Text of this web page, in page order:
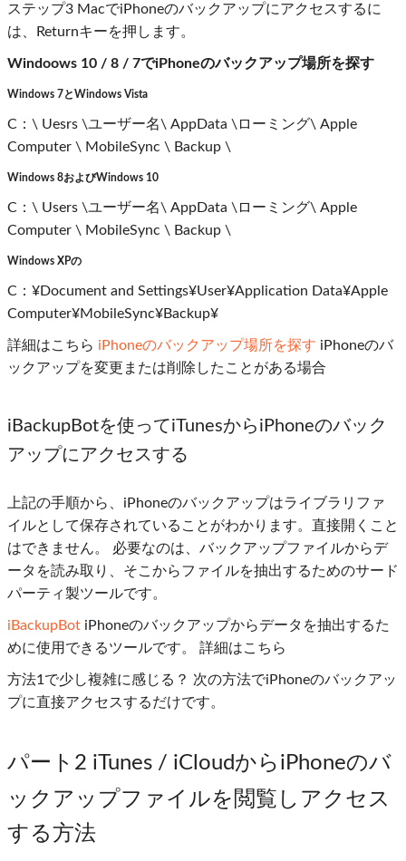
ステップ3 MacでiPhoneのバックアップにアクセスするに
は、Returnキーを押します。
Windoows 10 / 8 / 7でiPhoneのバックアップ場所を探す
Windows 7とWindows Vista
C：\ Uesrs \ユーザー名\ AppData \ローミング\ Apple
Computer \ MobileSync \ Backup \
Windows 8およびWindows 10
C：\ Users \ユーザー名\ AppData \ローミング\ Apple
Computer \ MobileSync \ Backup \
Windows XPの
C：¥Document and Settings¥User¥Application Data¥Apple
Computer¥MobileSync¥Backup¥
詳細はこちら iPhoneのバックアップ場所を探す iPhoneのバ
ックアップを変更または削除したことがある場合
iBackupBotを使ってiTunesからiPhoneのバック
アップにアクセスする
上記の手順から、iPhoneのバックアップはライブラリファ
イルとして保存されていることがわかります。直接開くこと
はできません。 必要なのは、バックアップファイルからデ
ータを読み取り、そこからファイルを抽出するためのサード
パーティ製ツールです。
iBackupBot iPhoneのバックアップからデータを抽出するた
めに使用できるツールです。 詳細はこちら
方法1で少し複雑に感じる？ 次の方法でiPhoneのバックアッ
プに直接アクセスするだけです。
パート2 iTunes / iCloudからiPhoneのバ
ックアップファイルを閲覧しアクセス
する方法